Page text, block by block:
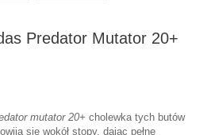
Predator Mutator 20+
mutator 20+ cholewka tych butów
się wokół stopy, dając pełne